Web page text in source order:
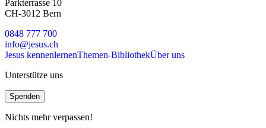
Parkterrasse 10
CH-3012 Bern
0848 777 700
info@jesus.ch
Jesus kennenlernenThemen-BibliothekÜber uns
Unterstütze uns
Spenden
Nichts mehr verpassen!